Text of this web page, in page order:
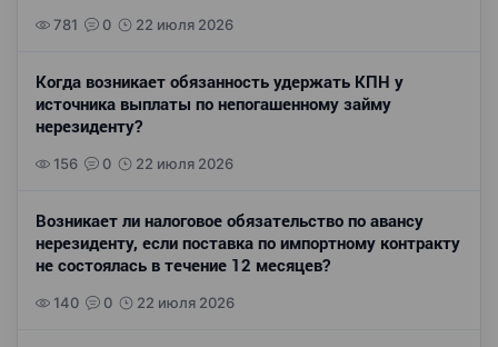
781 0 22 июля 2026
Когда возникает обязанность удержать КПН у
источника выплаты по непогашенному займу
нерезиденту?
156 0 22 июля 2026
Возникает ли налоговое обязательство по авансу
нерезиденту, если поставка по импортному контракту
не состоялась в течение 12 месяцев?
140 0 22 июля 2026